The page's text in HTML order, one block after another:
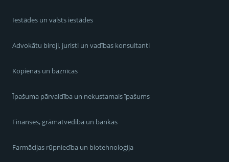
Iestādes un valsts iestādes
Advokātu biroji, juristi un vadības konsultanti
Kopienas un baznīcas
Īpašuma pārvaldība un nekustamais īpašums
Finanses, grāmatvedība un bankas
Farmācijas rūpniecība un biotehnoloģija